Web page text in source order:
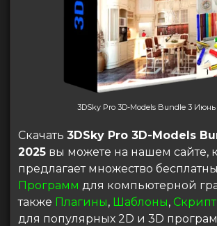
3DSky Pro 3D-Models Bundle 3 Июнь
Скачать 3DSky Pro 3D-Models
2025 вы можете на нашем сайте,
предлагает множество
Программ для компьютерной
также Плагины, Шаблоны,
для популярных 2D и 3D